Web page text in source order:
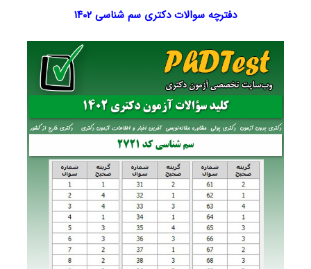
دفترچه سوالات دکتری سم شناسی ۱۴۰۲